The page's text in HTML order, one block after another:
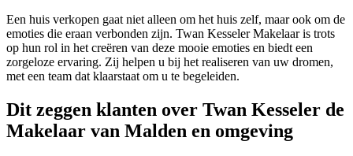
Een huis verkopen gaat niet alleen om het huis zelf, maar ook om de
emoties die eraan verbonden zijn. Twan Kesseler Makelaar is trots
op hun rol in het creëren van deze mooie emoties en biedt een
zorgeloze ervaring. Zij helpen u bij het realiseren van uw dromen,
met een team dat klaarstaat om u te begeleiden.
Dit zeggen klanten over Twan Kesseler de
Makelaar van Malden en omgeving